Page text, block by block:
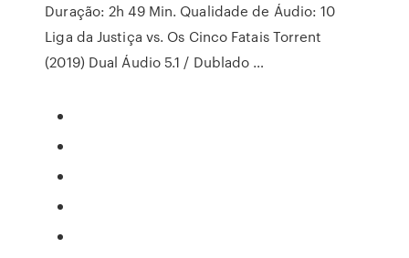
Duração: 2h 49 Min. Qualidade de Áudio: 10
Liga da Justiça vs. Os Cinco Fatais Torrent
(2019) Dual Áudio 5.1 / Dublado …